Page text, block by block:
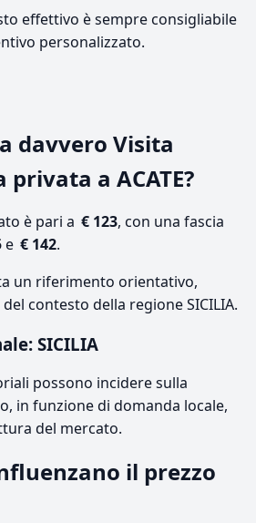
effettivo è sempre consigliabile
personalizzato.
davvero Visita
a ACATE?
è pari a € 123, con una fascia
e € 142.
un riferimento orientativo,
contesto della regione SICILIA.
SICILIA
possono incidere sulla
in funzione di domanda locale,
del mercato.
il prezzo